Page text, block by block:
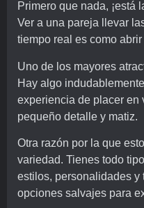
Primero que nada, ¡está
Ver a una pareja llevar
tiempo real es como
Uno de los mayores
Hay algo
experiencia de placer en
pequeño detalle y matiz.
Otra razón por la que
variedad. Tienes todo
estilos, personalidades y
opciones salvajes para